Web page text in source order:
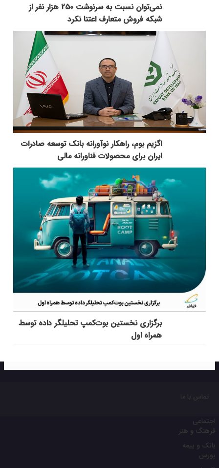
نمی‌توان نسبت به سرنوشت ۲۵۰ هزار نفر از
شبکه فروش متعارف اعتنا نکرد
اگزیم بوم، راهکار نوآورانه بانک توسعه صادرات
ایران برای محصولات فناورانه مالی
برگزاری نخستین بوت‌کمپ تحلیلگر داده توسط
همراه اول
تماس با ما
اجتماعی
فرهنگ و هنر
بانک و بیمه
بورس